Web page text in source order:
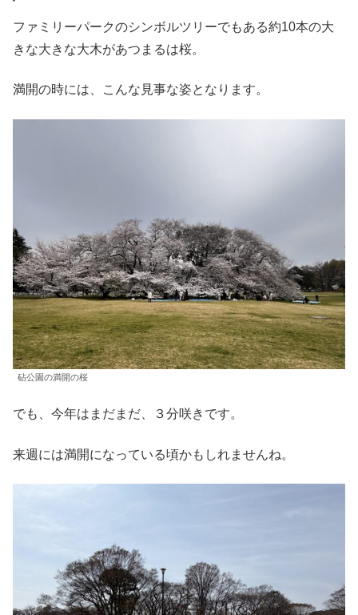
ファミリーパークのシンボルツリーでもある約10本の大
きな大きな大木があつまるは桜。
満開の時には、こんな見事な姿となります。
砧公園の満開の桜
でも、今年はまだまだ、３分咲きです。
来週には満開になっている頃かもしれませんね。